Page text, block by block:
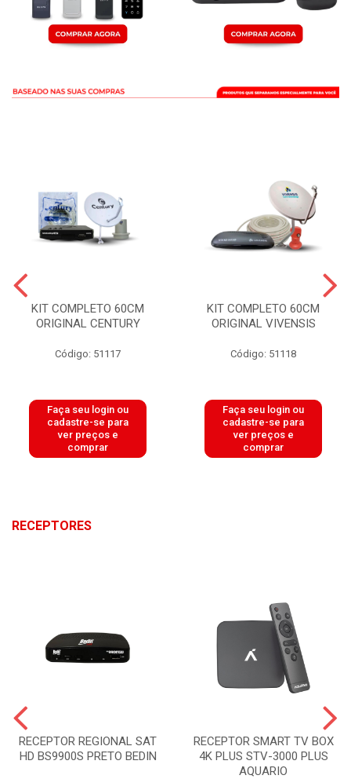
KIT COMPLETO 60CM
ORIGINAL CENTURY
Código: 51117
Faça seu login ou
cadastre-se para
ver preços e
comprar
KIT COMPLETO 60CM
ORIGINAL VIVENSIS
Código: 51118
Faça seu login ou
cadastre-se para
ver preços e
comprar
RECEPTORES
RECEPTOR REGIONAL SAT
HD BS9900S PRETO BEDIN
RECEPTOR SMART TV BOX
4K PLUS STV-3000 PLUS
AQUARIO